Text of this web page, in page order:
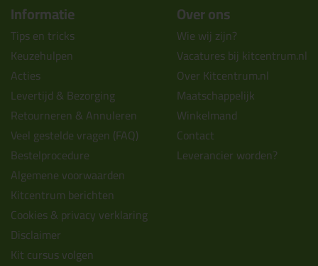
Informatie
Tips en tricks
Keuzehulpen
Acties
Levertijd & Bezorging
Retourneren & Annuleren
Veel gestelde vragen (FAQ)
Bestelprocedure
Algemene voorwaarden
Kitcentrum berichten
Cookies & privacy verklaring
Disclaimer
Kit cursus volgen
Over ons
Wie wij zijn?
Vacatures bij kitcentrum.nl
Over Kitcentrum.nl
Maatschappelijk
Winkelmand
Contact
Leverancier worden?